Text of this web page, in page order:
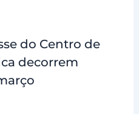
do Centro de
decorrem